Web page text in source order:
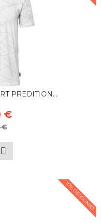
PREDITION...
€
€
10% DESCONTO